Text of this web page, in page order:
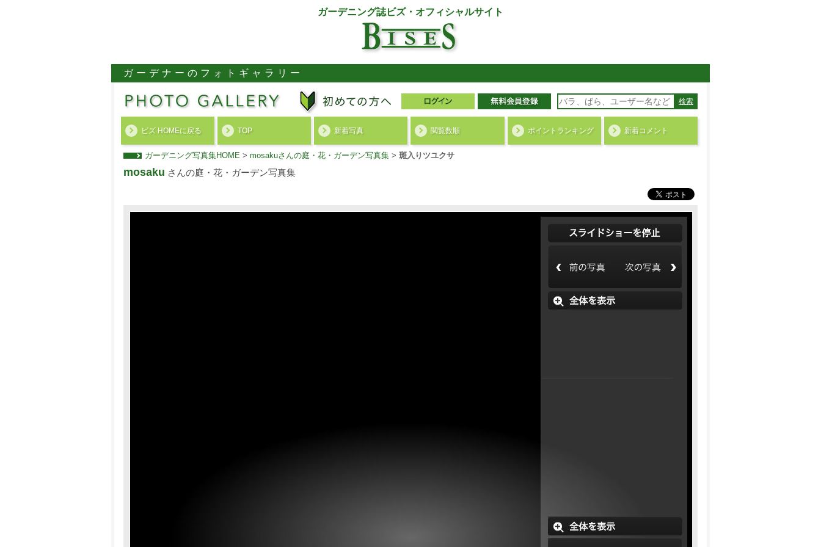
ガーデニング誌ビズ・オフィシャルサイト
ガーデナーのフォトギャラリー
検索
ビズ HOMEに戻る TOP 新着写真 閲覧数順 ポイント ランキング 新着コメント
ガーデニング写真集HOME > mosakuさんの庭・花・ガーデン写真集 > 斑入りツユクサ
mosaku さんの庭・花・ガーデン写真集